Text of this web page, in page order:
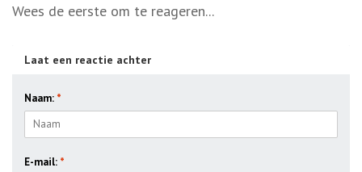
Wees de eerste om te reageren...
Laat een reactie achter
Naam: *
E-mail: *